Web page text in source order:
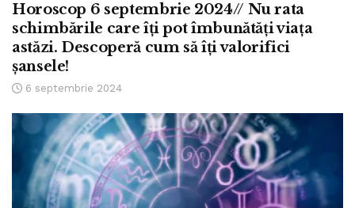
Horoscop 6 septembrie 2024// Nu rata
schimbările care îți pot îmbunătăți viața
astăzi. Descoperă cum să îți valorifici
șansele!
6 septembrie 2024